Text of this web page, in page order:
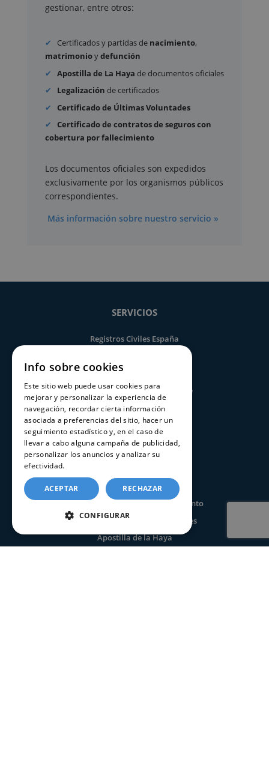
gestionar, entre otros:
Certificados y partidas de nacimiento,
matrimonioydefunción
Apostilla de La Haya de documentos oficiales
Legalización de certificados
Certificado de Últimas Voluntades
Certificado de contratos de seguros con
cobertura por fallecimiento
Los documentos oficiales son expedidos
exclusivamente por los organismos públicos
correspondientes.
Más información sobre nuestro servicio »
SERVICIOS
Registros Civiles España
Contacte con nosotros
Consultar estado de un trámite
CERTIFICADOS
Certificado de nacimiento
Certificado de defunción
Certificado seguros por fallecimiento
Certificado de últimas voluntades
Apostilla de la Haya
Info sobre cookies
Este sitio web puede usar cookies para
mejorar y personalizar la experiencia de
navegación, recordar cierta información
asociada a preferencias del sitio, hacer un
seguimiento estadístico y, en el caso de
llevar a cabo alguna campaña de publicidad,
personalizar los anuncios y analizar su
efectividad.
ACEPTAR RECHAZAR
CONFIGURAR